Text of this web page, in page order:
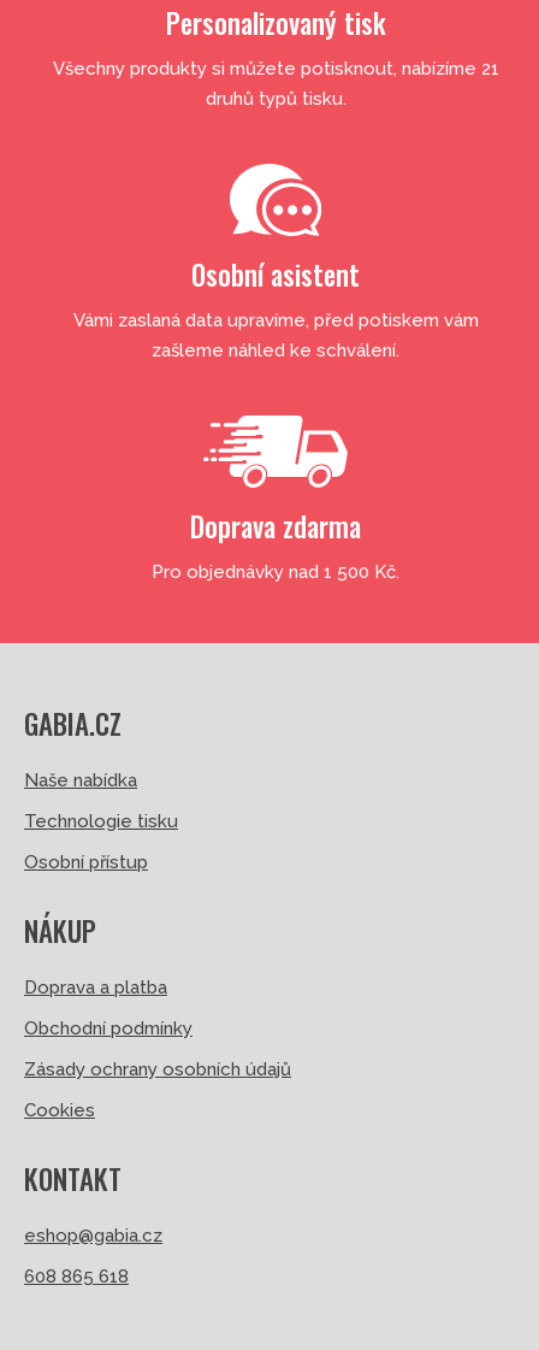
Personalizovaný tisk
Všechny produkty si můžete potisknout, nabízíme 21
druhů typů tisku.
Osobní asistent
Vámi zaslaná data upravíme, před potiskem vám
zašleme náhled ke schválení.
Doprava zdarma
Pro objednávky nad 1 500 Kč.
GABIA.CZ
Naše nabídka
Technologie tisku
Osobní přístup
NÁKUP
Doprava a platba
Obchodní podmínky
Zásady ochrany osobních údajů
Cookies
KONTAKT
eshop@gabia.cz
608 865 618